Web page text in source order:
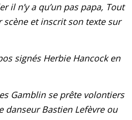
il n’y a qu’un pas papa, Tout
et inscrit son texte sur
signés Herbie Hancock en
Gamblin se prête volontiers
danseur Bastien Lefèvre ou